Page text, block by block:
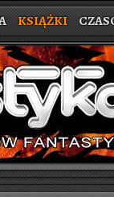
KSIĄŻKI